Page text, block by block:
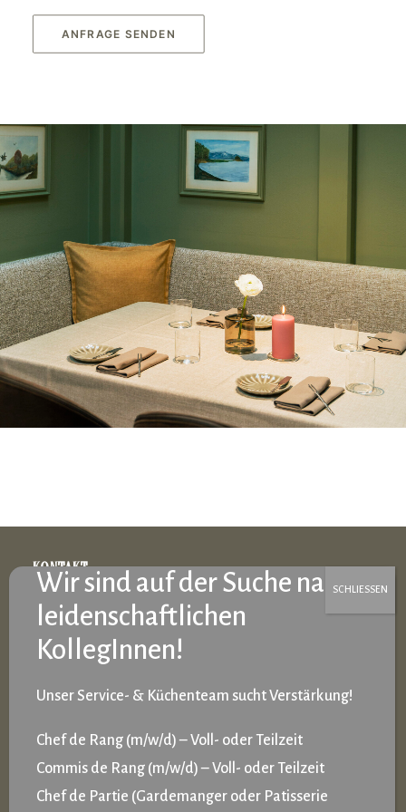
ANFRAGE SENDEN
KONTAKT
NEWSLETTER
DATENSCHUTZEINSTELLUNGEN
Unser Service- & Küchenteam sucht Verstärkung!
Chef de Rang (m/w/d) – Voll- oder Teilzeit
Commis de Rang (m/w/d) – Voll- oder Teilzeit
Chef de Partie (Gardemanger oder Patisserie